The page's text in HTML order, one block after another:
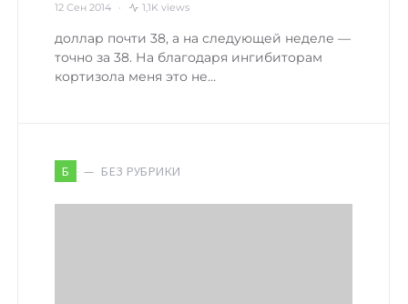
12 Сен 2014 1,1K views
доллар почти 38, а на следующей неделе —
точно за 38. На благодаря ингибиторам
кортизола меня это не…
Б БЕЗ РУБРИКИ